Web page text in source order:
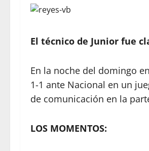
El técnico de Junior fue
En la noche del domingo
1-1 ante Nacional en un
de comunicación en la
LOS MOMENTOS: